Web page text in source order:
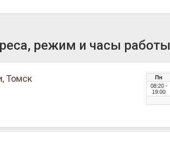
режим и часы работы
Томск
Пн
08:20 -
19:00